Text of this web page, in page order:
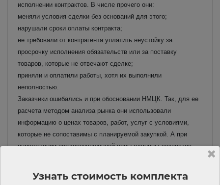
исполнении контрактов. В числе прочего они:
меняли условия сделки без оснований для этого;
нарушали сроки оплаты контракта;
не требовали от контрагента уплатить неустойку за
просрочку исполнения обязательств или за поставку
товаров, которые не отвечают сделке;
приняли и оплатили работы, хотя их выполнили
неполностью.
Заказчики ошибались и при обосновании НМЦК. Так, для ее
расчета методом анализа рынка они использовали
информацию о ценах товаров, работ, услуг с условиями,
которые не сопоставимы с планируемой закупкой. А при
определении средневзвешенной цены единицы лекарства
Читать материал полностью
Узнать стоимость комплекта